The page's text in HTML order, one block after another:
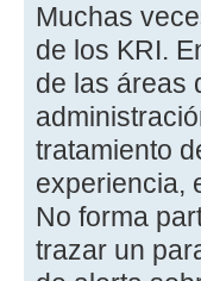
Muchas
de los KRI.
de las áreas
tratamiento
experiencia,
No forma
trazar un